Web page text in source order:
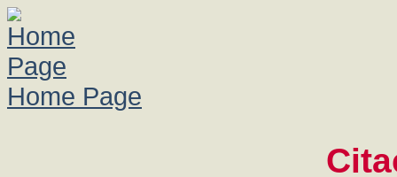
Home Page